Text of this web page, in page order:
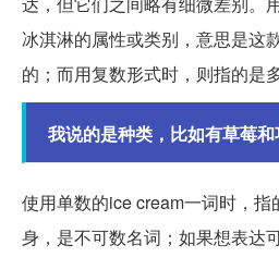
冰淇淋的属性或类别，意思是这
的；而用复数形式时，则指的是
我说的是种类，比如有草莓
使用单数的ice cream一词时，
身，是不可数名词；如果想表达